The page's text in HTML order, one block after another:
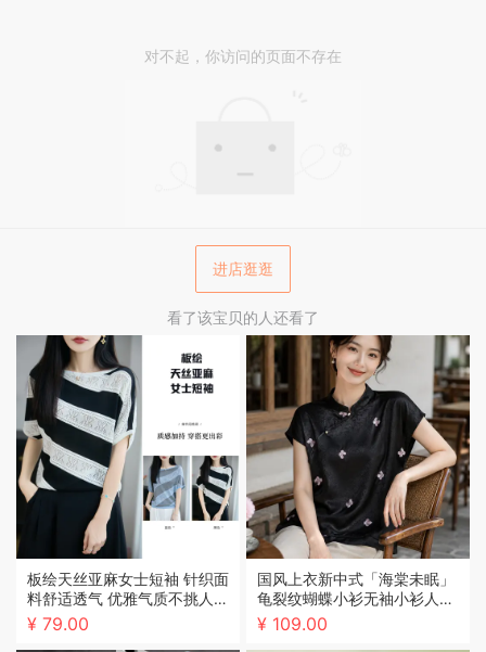
对不起，你访问的页面不存在
进店逛逛
看了该宝贝的人还看了
板绘天丝亚麻女士短袖 针织面
料舒适透气 优雅气质不挑人
百搭休闲
¥ 79.00
国风上衣新中式「海棠未眠」
龟裂纹蝴蝶小衫无袖小衫人丝
立领刺绣衬衫女XL-4XL
¥ 109.00